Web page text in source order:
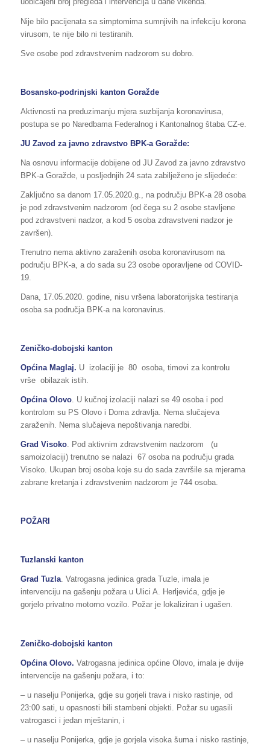
Nije bilo pacijenata sa simptomima sumnjivih na infekciju korona
virusom, te nije bilo ni testiranih.
Sve osobe pod zdravstvenim nadzorom su dobro.
Bosansko-podrinjski kanton Goražde
Aktivnosti na preduzimanju mjera suzbijanja koronavirusa,
postupa se po Naredbama Federalnog i Kantonalnog štaba CZ-e.
JU Zavod za javno zdravstvo BPK-a Goražde:
Na osnovu informacije dobijene od JU Zavod za javno zdravstvo
BPK-a Goražde, u posljednjih 24 sata zabilježeno je slijedeće:
Zaključno sa danom 17.05.2020.g., na području BPK-a 28 osoba
je pod zdravstvenim nadzorom (od čega su 2 osobe stavljene
pod zdravstveni nadzor, a kod 5 osoba zdravstveni nadzor je
završen).
Trenutno nema aktivno zaraženih osoba koronavirusom na
području BPK-a, a do sada su 23 osobe oporavljene od COVID-
19.
Dana, 17.05.2020. godine, nisu vršena laboratorijska testiranja
osoba sa područja BPK-a na koronavirus.
Zeničko-dobojski kanton
Općina Maglaj. U izolaciji je 80 osoba, timovi za kontrolu
vrše obilazak istih.
Općina Olovo. U kučnoj izolaciji nalazi se 49 osoba i pod
kontrolom su PS Olovo i Doma zdravlja. Nema slučajeva
zaraženih. Nema slučajeva nepoštivanja naredbi.
Grad Visoko. Pod aktivnim zdravstvenim nadzorom (u
samoizolaciji) trenutno se nalazi 67 osoba na području grada
Visoko. Ukupan broj osoba koje su do sada završile sa mjerama
zabrane kretanja i zdravstvenim nadzorom je 744 osoba.
POŽARI
Tuzlanski kanton
Grad Tuzla. Vatrogasna jedinica grada Tuzle, imala je
intervenciju na gašenju požara u Ulici A. Herljevića, gdje je
gorjelo privatno motorno vozilo. Požar je lokaliziran i ugašen.
Zeničko-dobojski kanton
Općina Olovo. Vatrogasna jedinica općine Olovo, imala je dvije
intervencije na gašenju požara, i to:
– u naselju Ponijerka, gdje su gorjeli trava i nisko rastinje, od
23:00 sati, u opasnosti bili stambeni objekti. Požar su ugasili
vatrogasci i jedan mještanin, i
– u naselju Ponijerka, gdje je gorjela visoka šuma i nisko rastinje,